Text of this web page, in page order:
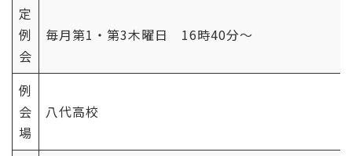
定
例
会
毎月第1・第3木曜日 16時40分～
例
会
場
八代高校